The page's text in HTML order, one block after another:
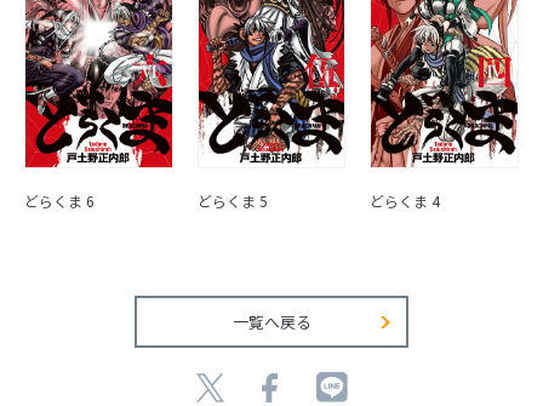
どらくま 6 どらくま 5 どらくま 4
一覧へ戻る